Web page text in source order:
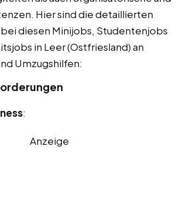
Hier sind die detaillierten
diesen Minijobs, Studentenjobs
in Leer (Ostfriesland) an
Umzugshilfen:
:
Anzeige